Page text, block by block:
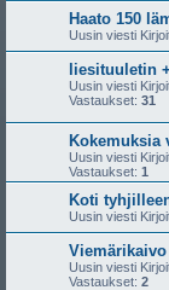
Haato 150
Uusin viesti
liesituuletin
Uusin viesti
Vastaukset: 31
Kokemuksia
Uusin viesti
Vastaukset: 1
Koti
Uusin viesti
Uusin viesti
Vastaukset: 2